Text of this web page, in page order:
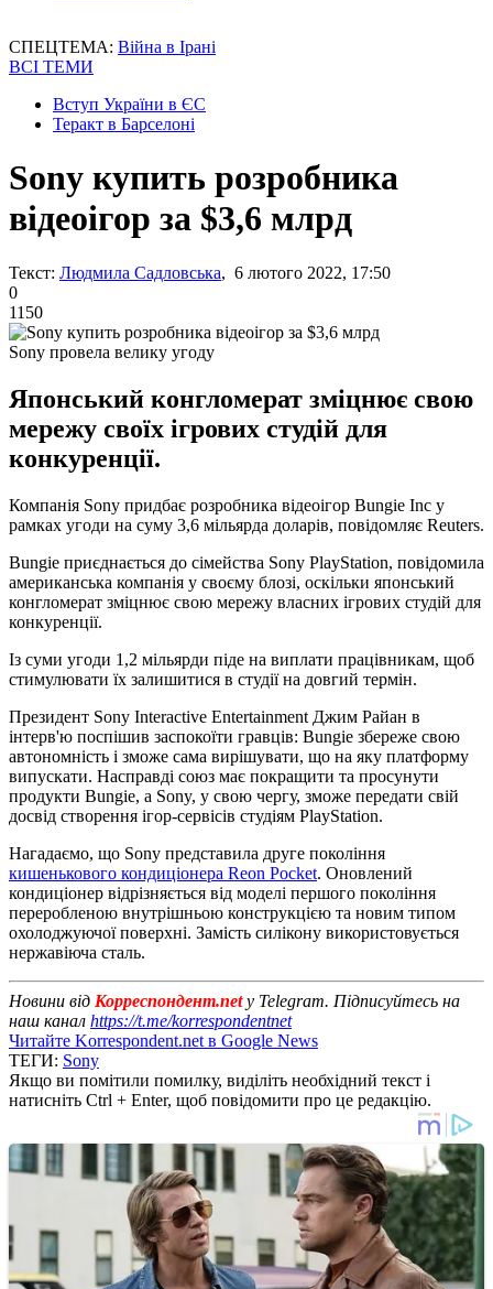
СПЕЦТЕМА: Війна в Ірані
ВСІ ТЕМИ
Вступ України в ЄС
Теракт в Барселоні
Sony купить розробника
відеоігор за $3,6 млрд
Текст: Людмила Садловська, 6 лютого 2022, 17:50
0
1150
Sony провела велику угоду
Японський конгломерат зміцнює свою
мережу своїх ігрових студій для
конкуренції.
Компанія Sony придбає розробника відеоігор Bungie Inc у
рамках угоди на суму 3,6 мільярда доларів, повідомляє Reuters.
Bungie приєднається до сімейства Sony PlayStation, повідомила
американська компанія у своєму блозі, оскільки японський
конгломерат зміцнює свою мережу власних ігрових студій для
конкуренції.
Із суми угоди 1,2 мільярди піде на виплати працівникам, щоб
стимулювати їх залишитися в студії на довгий термін.
Президент Sony Interactive Entertainment Джим Райан в
інтерв'ю поспішив заспокоїти гравців: Bungie збереже свою
автономність і зможе сама вирішувати, що на яку платформу
випускати. Насправді союз має покращити та просунути
продукти Bungie, а Sony, у свою чергу, зможе передати свій
досвід створення ігор-сервісів студіям PlayStation.
Нагадаємо, що Sony представила друге покоління
кишенькового кондиціонера Reon Pocket. Оновлений
кондиціонер відрізняється від моделі першого покоління
переробленою внутрішньою конструкцією та новим типом
охолоджуючої поверхні. Замість силікону використовується
нержавіюча сталь.
Новини від Корреспондент.netу Telegram. Підписуйтесь на
наш канал https://t.me/korrespondentnet
Читайте Korrespondent.net в Google News
ТЕГИ: Sony
Якщо ви помітили помилку, виділіть необхідний текст і
натисніть Ctrl + Enter, щоб повідомити про це редакцію.